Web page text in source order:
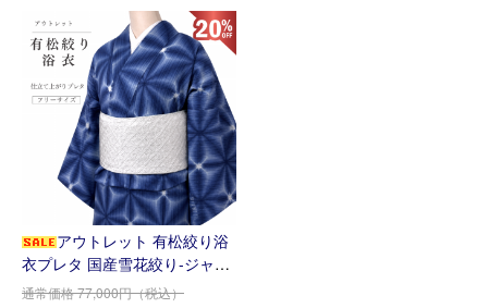
アウトレット 有松絞り浴
衣プレタ 国産雪花絞り-ジャパ
ンブルー♪
通常価格 77,000円（税込）